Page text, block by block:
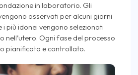
in laboratorio. Gli
osservati per alcuni giorni
i più idonei vengono selezionati
nell’utero. Ogni fase del processo
pianificato e controllato.